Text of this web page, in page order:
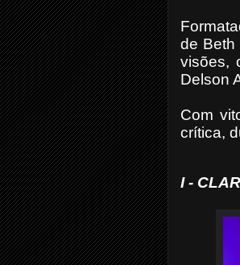
de Beth
visões,
Delson
Com
crítica,
I -